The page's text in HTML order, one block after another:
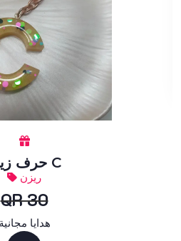
حرف زينة C
ريزن
QR 30
هدايا مجانية